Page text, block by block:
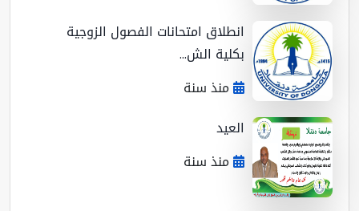
انطلاق امتحانات الفصول الزوجية
بكلية الش...
منذ سنة
العيد
منذ سنة